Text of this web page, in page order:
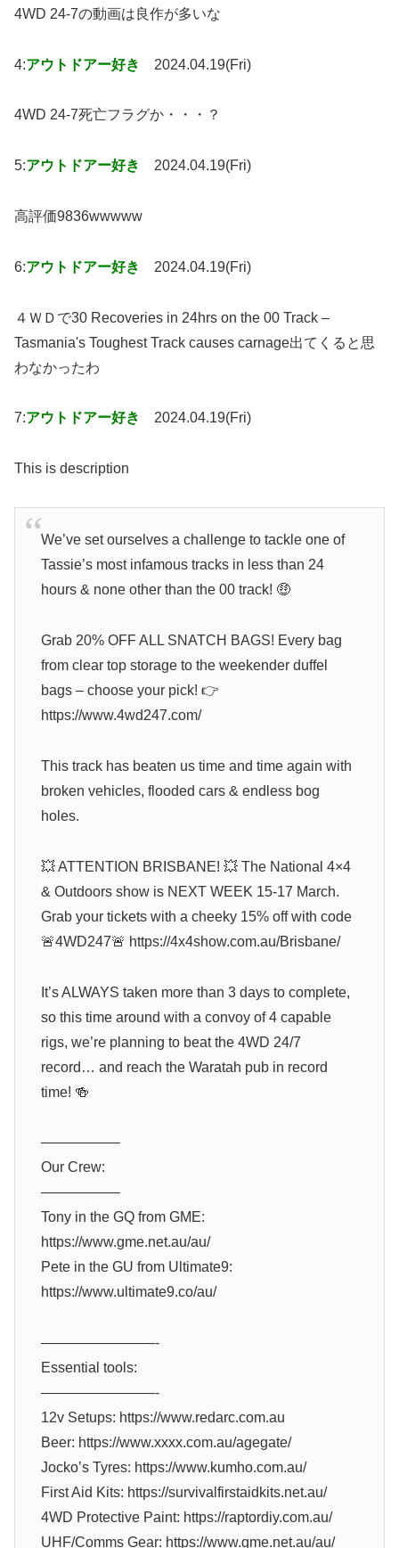
4WD 24-7の動画は良作が多いな
4:アウトドアー好き 2024.04.19(Fri)
4WD 24-7死亡フラグか・・・？
5:アウトドアー好き 2024.04.19(Fri)
高評価9836wwwww
6:アウトドアー好き 2024.04.19(Fri)
４ＷＤで30 Recoveries in 24hrs on the 00 Track –
Tasmania's Toughest Track causes carnage出てくると思
わなかったわ
7:アウトドアー好き 2024.04.19(Fri)
This is description
We’ve set ourselves a challenge to tackle one of
Tassie’s most infamous tracks in less than 24
hours & none other than the 00 track! 🤑
Grab 20% OFF ALL SNATCH BAGS! Every bag
from clear top storage to the weekender duffel
bags – choose your pick! 👉
https://www.4wd247.com/
This track has beaten us time and time again with
broken vehicles, flooded cars & endless bog
holes.
💥 ATTENTION BRISBANE! 💥 The National 4×4
& Outdoors show is NEXT WEEK 15-17 March.
Grab your tickets with a cheeky 15% off with code
🚨4WD247🚨 https://4x4show.com.au/Brisbane/
It’s ALWAYS taken more than 3 days to complete,
so this time around with a convoy of 4 capable
rigs, we’re planning to beat the 4WD 24/7
record… and reach the Waratah pub in record
time! 🍻
—————–
Our Crew:
—————–
Tony in the GQ from GME:
https://www.gme.net.au/au/
Pete in the GU from Ultimate9:
https://www.ultimate9.co/au/
————————-
Essential tools:
————————-
12v Setups: https://www.redarc.com.au
Beer: https://www.xxxx.com.au/agegate/
Jocko’s Tyres: https://www.kumho.com.au/
First Aid Kits: https://survivalfirstaidkits.net.au/
4WD Protective Paint: https://raptordiy.com.au/
UHF/Comms Gear: https://www.gme.net.au/au/